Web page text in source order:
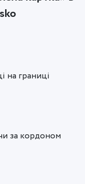
на границі
за кордоном